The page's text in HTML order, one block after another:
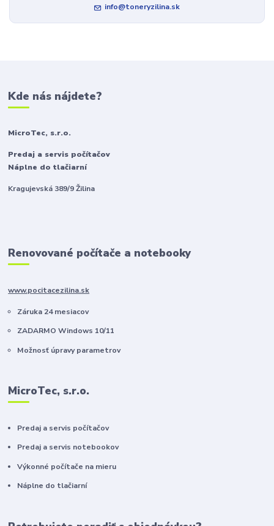
info@toneryzilina.sk
Kde nás nájdete?
MicroTec, s.r.o.
Predaj a servis počítačov
Náplne do tlačiarní
Kragujevská 389/9 Žilina
Renovované počítače a notebooky
www.pocitacezilina.sk
Záruka 24 mesiacov
ZADARMO Windows 10/11
Možnosť úpravy parametrov
MicroTec, s.r.o.
Predaj a servis počítačov
Predaj a servis notebookov
Výkonné počítače na mieru
Náplne do tlačiarní